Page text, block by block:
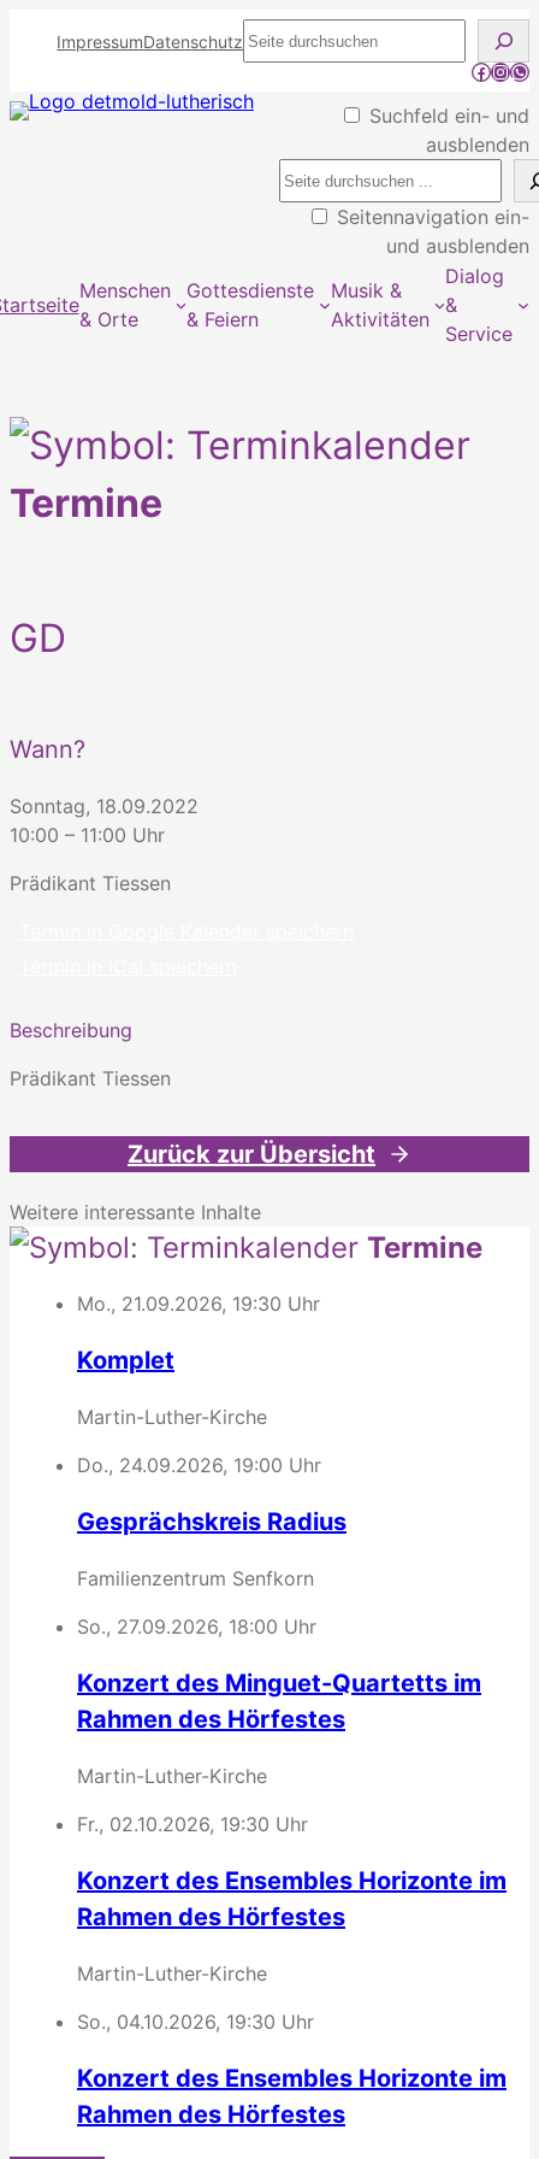
ImpressumDatenschutz Seite
durchsuchen
WhatsApp
Suchfeld ein- und
ausblenden
Seitennavigation ein-
und ausblenden
Menschen
& Orte
Gottesdienste
& Feiern
Musik &
Aktivitäten
Dialog
&
Service
Termine
GD
Wann?
Sonntag, 18.09.2022
10:00 – 11:00 Uhr
Prädikant Tiessen
Beschreibung
Prädikant Tiessen
Zurück zur Übersicht
Weitere interessante Inhalte
Termine
Mo., 21.09.2026, 19:30 Uhr
Komplet
Martin-Luther-Kirche
Do., 24.09.2026, 19:00 Uhr
Gesprächskreis Radius
Familienzentrum Senfkorn
So., 27.09.2026, 18:00 Uhr
Konzert des Minguet-Quartetts im
Rahmen des Hörfestes
Martin-Luther-Kirche
Fr., 02.10.2026, 19:30 Uhr
Konzert des Ensembles Horizonte im
Rahmen des Hörfestes
Martin-Luther-Kirche
So., 04.10.2026, 19:30 Uhr
Konzert des Ensembles Horizonte im
Rahmen des Hörfestes